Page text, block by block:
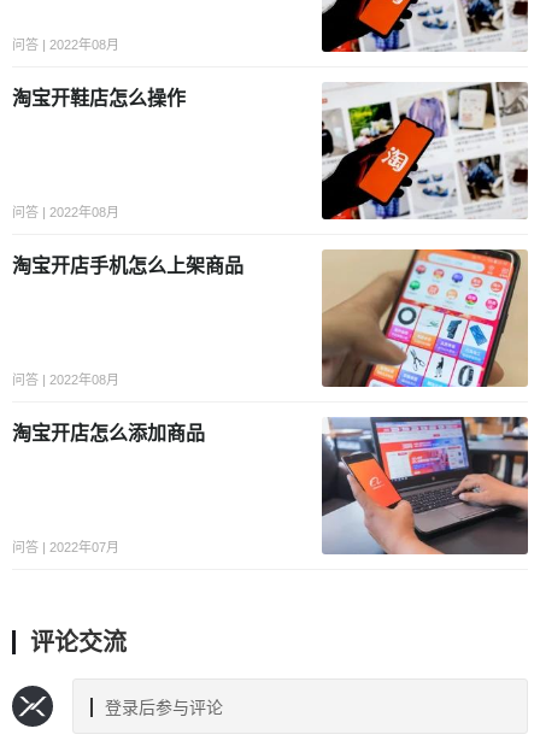
问答 | 2022年08月
淘宝开鞋店怎么操作
问答 | 2022年08月
淘宝开店手机怎么上架商品
问答 | 2022年08月
淘宝开店怎么添加商品
问答 | 2022年07月
评论交流
登录后参与评论